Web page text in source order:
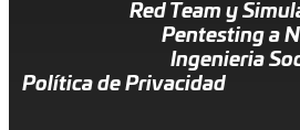
Red Team y
Pentesting a
Ingenieria
Política de Privacidad